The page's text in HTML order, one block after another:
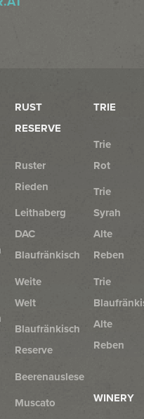
RUST
RESERVE
Ruster
Rieden
Leithaberg
DAC
Blaufränkisch
Weite
Welt
Blaufränkisch
Reserve
Beerenauslese
Muscato
TRIE
Trie
Rot
Trie
Syrah
Alte
Reben
Trie
Alte
Reben
WINERY